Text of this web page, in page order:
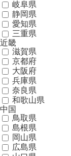
岐阜県
静岡県
愛知県
三重県
近畿
滋賀県
京都府
大阪府
兵庫県
奈良県
和歌山県
中国
鳥取県
島根県
岡山県
広島県